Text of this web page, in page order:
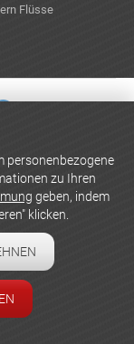
Flüsse
personenbezogene
zu Ihren
geben, indem
klicken.